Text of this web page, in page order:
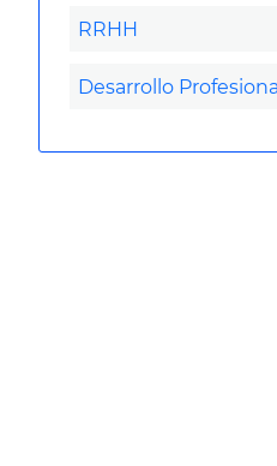
RRHH
Desarrollo Profesional